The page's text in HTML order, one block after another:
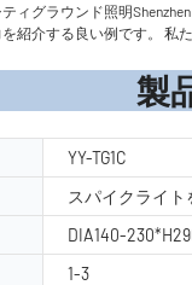
ティグラウンド照明
紹介する良い例です。
メ
YY-TG1C
スパイクライト
DIA140-
1-3